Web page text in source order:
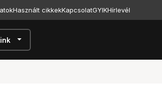
Használt cikkekKapcsolatGYIKHírlevél
arrow_drop_down